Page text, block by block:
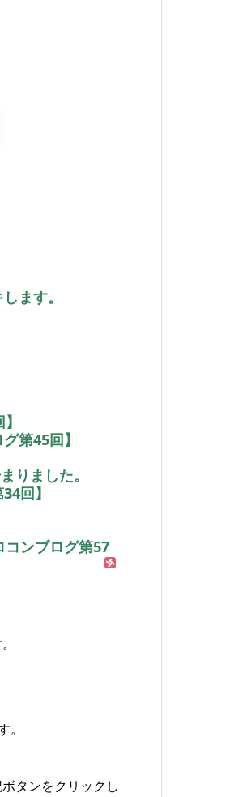
ます。
第45回】
りました。
回】
コンブログ第57
タンをクリックし